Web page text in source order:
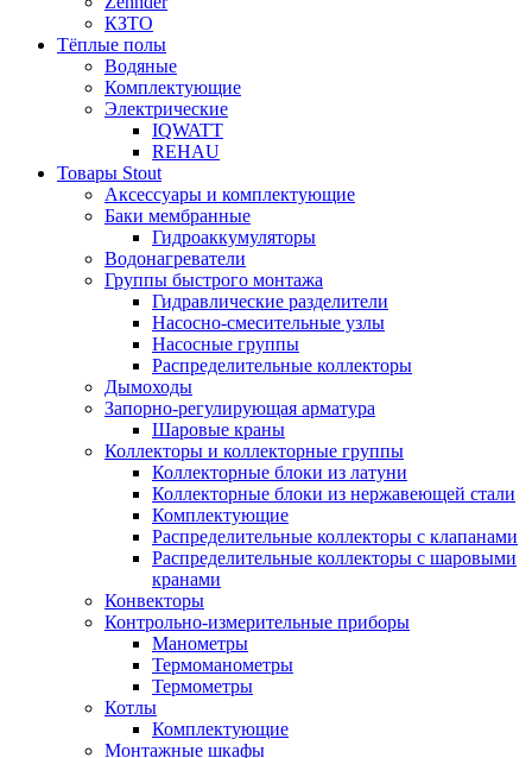
КЗТО
Тёплые полы
Водяные
Комплектующие
Электрические
IQWATT
REHAU
Товары Stout
Аксессуары и комплектующие
Баки мембранные
Гидроаккумуляторы
Водонагреватели
Группы быстрого монтажа
Гидравлические разделители
Насосно-смесительные узлы
Насосные группы
Распределительные коллекторы
Дымоходы
Запорно-регулирующая арматура
Шаровые краны
Коллекторы и коллекторные группы
Коллекторные блоки из латуни
Коллекторные блоки из нержавеющей стали
Комплектующие
Распределительные коллекторы с клапанами
Распределительные коллекторы с шаровыми
кранами
Конвекторы
Контрольно-измерительные приборы
Манометры
Термоманометры
Термометры
Котлы
Комплектующие
Монтажные шкафы